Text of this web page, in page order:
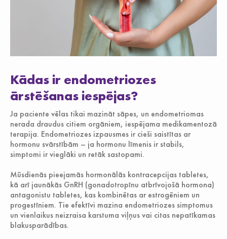
Kādas ir endometriozes
ārstēšanas iespējas?
Ja paciente vēlas tikai mazināt sāpes, un endometriomas
nerada draudus citiem orgāniem, iespējama medikamentozā
terapija. Endometriozes izpausmes ir cieši saistītas ar
hormonu svārstībām – ja hormonu līmenis ir stabils,
simptomi ir vieglāki un retāk sastopami.
Mūsdienās pieejamās hormonālās kontracepcijas tabletes,
kā arī jaunākās GnRH (gonadotropīnu atbrīvojošā hormona)
antagonistu tabletes, kas kombinētas ar estrogēniem un
progestīniem. Tie efektīvi mazina endometriozes simptomus
un vienlaikus neizraisa karstuma viļņus vai citas nepatīkamas
blakusparādības.